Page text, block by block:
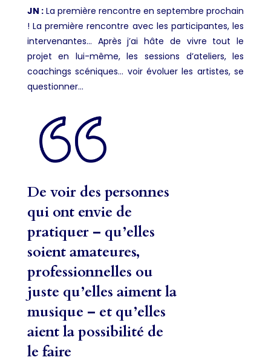
JN : La première rencontre en septembre prochain
! La première rencontre avec les participantes, les
intervenantes… Après j’ai hâte de vivre tout le
projet en lui-même, les sessions d’ateliers, les
coachings scéniques… voir évoluer les artistes, se
questionner…
De voir des personnes
qui ont envie de
pratiquer – qu’elles
soient amateures,
professionnelles ou
juste qu’elles aiment la
musique – et qu’elles
aient la possibilité de
le faire